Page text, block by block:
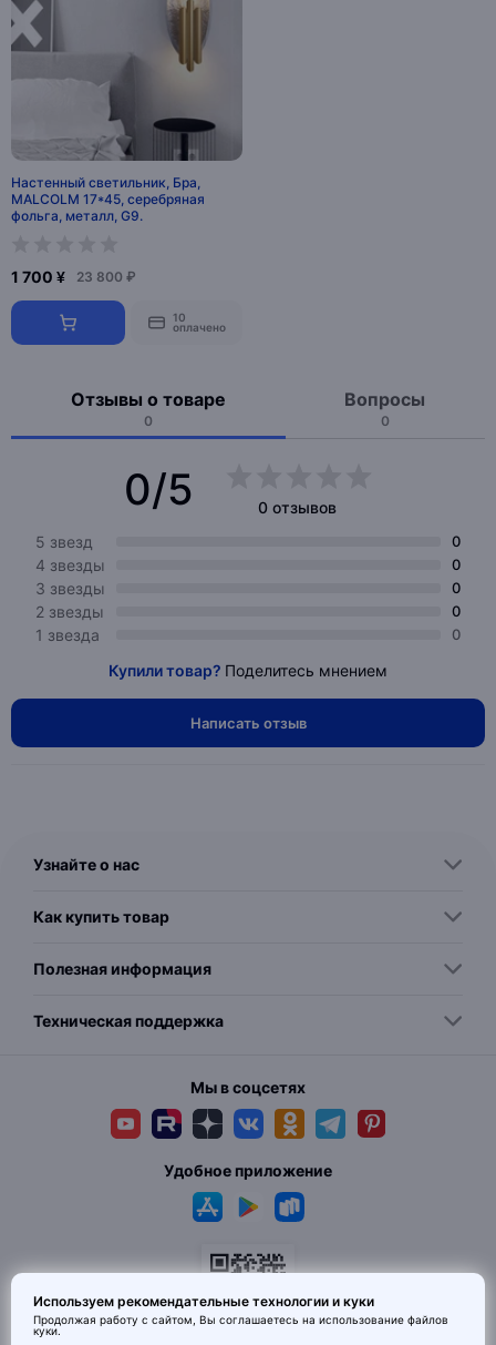
Настенный светильник, Бра,
MALCOLM 17*45, серебряная
фольга, металл, G9.
1 700 ¥ 23 800 ₽
10
оплачено
Отзывы о товаре
0
Вопросы
0
0/5
0 отзывов
5 звезд
0
4 звезды 0
3 звезды 0
2 звезды 0
1 звезда 0
Купили товар? Поделитесь мнением
Написать отзыв
Узнайте о нас
Как купить товар
Полезная информация
Техническая поддержка
Мы в соцсетях
Удобное приложение
Используем рекомендательные технологии и куки
Продолжая работу с сайтом, Вы соглашаетесь на использование файлов
куки.